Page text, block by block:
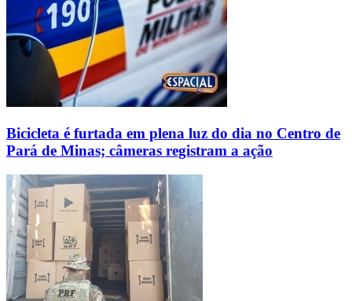
Bicicleta é furtada em plena luz do dia no Centro de
Pará de Minas; câmeras registram a ação